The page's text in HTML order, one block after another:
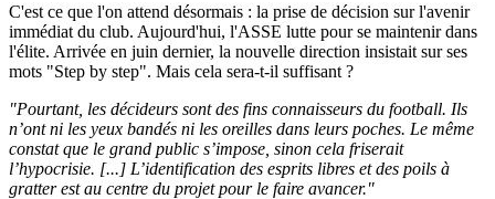
C'est ce que l'on attend désormais : la prise de décision sur l'avenir
immédiat du club. Aujourd'hui, l'ASSE lutte pour se maintenir dans
l'élite. Arrivée en juin dernier, la nouvelle direction insistait sur ses
mots "Step by step". Mais cela sera-t-il suffisant ?
"Pourtant, les décideurs sont des fins connaisseurs du football. Ils
n’ont ni les yeux bandés ni les oreilles dans leurs poches. Le même
constat que le grand public s’impose, sinon cela friserait
l’hypocrisie. [...] L’identification des esprits libres et des poils à
gratter est au centre du projet pour le faire avancer."